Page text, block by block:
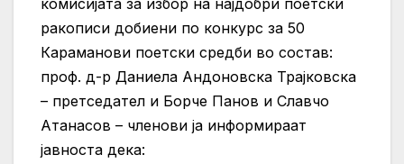
ракописи добиени по конкурс за 50
Караманови поетски средби во состав:
проф. д-р Даниела Андоновска Трајковска
– претседател и Борче Панов и Славчо
Атанасов – членови ја информираат
јавноста дека: